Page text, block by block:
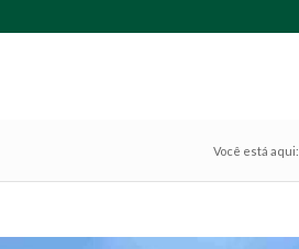
Você está aqui: